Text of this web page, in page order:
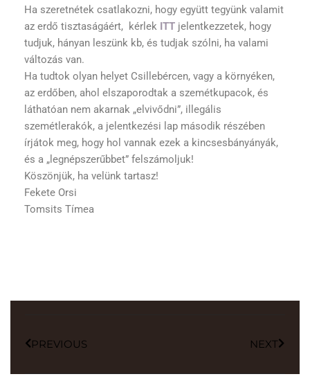
Ha szeretnétek csatlakozni, hogy együtt tegyünk valamit
az erdő tisztaságáért, kérlek ITT jelentkezzetek, hogy
tudjuk, hányan leszünk kb, és tudjak szólni, ha valami
változás van.
Ha tudtok olyan helyet Csillebércen, vagy a környéken,
az erdőben, ahol elszaporodtak a szemétkupacok, és
láthatóan nem akarnak „elvivődni”, illegális
szemétlerakók, a jelentkezési lap második részében
írjátok meg, hogy hol vannak ezek a kincsesbányányák,
és a „legnépszerűbbet” felszámoljuk!
Köszönjük, ha velünk tartasz!
Fekete Orsi
Tomsits Tímea
PREVIOUS NEXT